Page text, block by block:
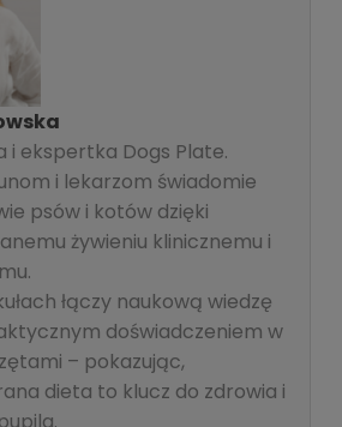
i ekspertka Dogs Plate.
i lekarzom świadomie
psów i kotów dzięki
żywieniu klinicznemu i
łączy naukową wiedzę
doświadczeniem w
– pokazując,
dieta to klucz do zdrowia i